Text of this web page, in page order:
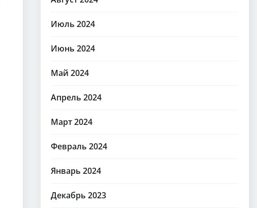
Июль 2024
Июнь 2024
Май 2024
Апрель 2024
Март 2024
Февраль 2024
Январь 2024
Декабрь 2023